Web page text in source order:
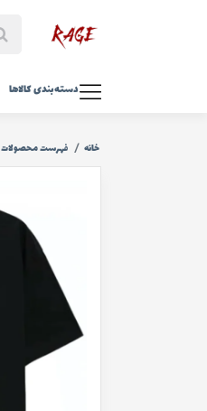
دسته‌بندی کالاها
خانه فهرست محصولات